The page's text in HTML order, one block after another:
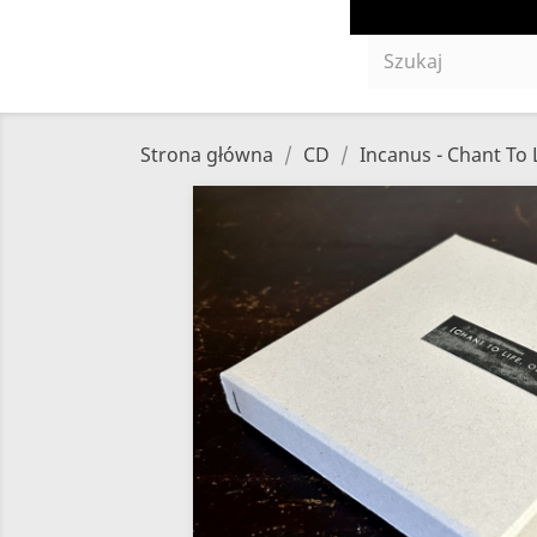
Strona główna CD Incanus - Chant To